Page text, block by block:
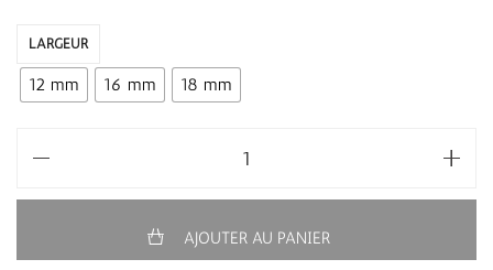
LARGEUR
12 mm 16 mm 18 mm
AJOUTER AU PANIER